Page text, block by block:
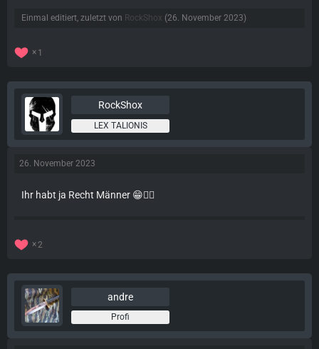
Einmal editiert, zuletzt von RockShox (26. November 2023)
1
RockShox
LEX TALIONIS
26. November 2023
Ihr habt ja Recht Männer 😁👍🏻
2
andre
Profi